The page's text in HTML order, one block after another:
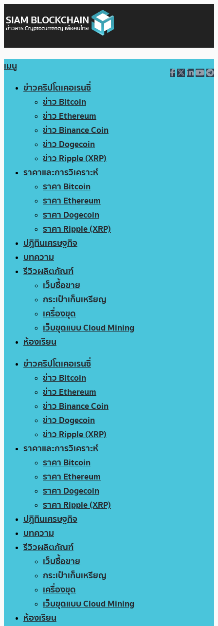
เมนู
ข่าวคริปโตเคอเรนซี่
ข่าว Bitcoin
ข่าว Ethereum
ข่าว Binance Coin
ข่าว Dogecoin
ข่าว Ripple (XRP)
ราคาและการวิเคราะห์
ราคา Bitcoin
ราคา Ethereum
ราคา Dogecoin
ราคา Ripple (XRP)
ปฏิทินเศรษฐกิจ
บทความ
รีวิวผลิตภัณฑ์
เว็บซื้อขาย
กระเป๋าเก็บเหรียญ
เครื่องขุด
เว็บขุดแบบ Cloud Mining
ห้องเรียน
ข่าวคริปโตเคอเรนซี่
ข่าว Bitcoin
ข่าว Ethereum
ข่าว Binance Coin
ข่าว Dogecoin
ข่าว Ripple (XRP)
ราคาและการวิเคราะห์
ราคา Bitcoin
ราคา Ethereum
ราคา Dogecoin
ราคา Ripple (XRP)
ปฏิทินเศรษฐกิจ
บทความ
รีวิวผลิตภัณฑ์
เว็บซื้อขาย
กระเป๋าเก็บเหรียญ
เครื่องขุด
เว็บขุดแบบ Cloud Mining
ห้องเรียน